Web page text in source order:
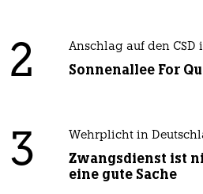
2 Anschlag auf den CSD
Sonnenallee For
3 Wehrplicht in
Zwangsdienst ist
eine gute Sache